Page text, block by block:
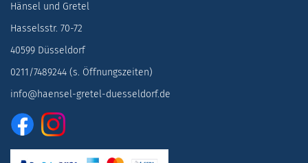
Hänsel und Gretel
Hasselsstr. 70-72
40599 Düsseldorf
0211/7489244 (s. Öffnungszeiten)
info@haensel-gretel-duesseldorf.de